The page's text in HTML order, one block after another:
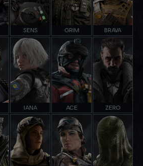
BRAVA
GRIM
SENS
ZERO
ACE
IANA